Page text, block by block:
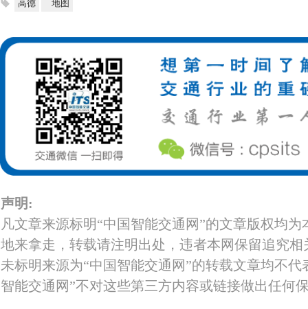
高德 地图
声明:
凡文章来源标明“中国智能交通网”的文章版权均
地来拿走，转载请注明出处，违者本网保留追究
未标明来源为“中国智能交通网”的转载文章均不
智能交通网”不对这些第三方内容或链接做出任何